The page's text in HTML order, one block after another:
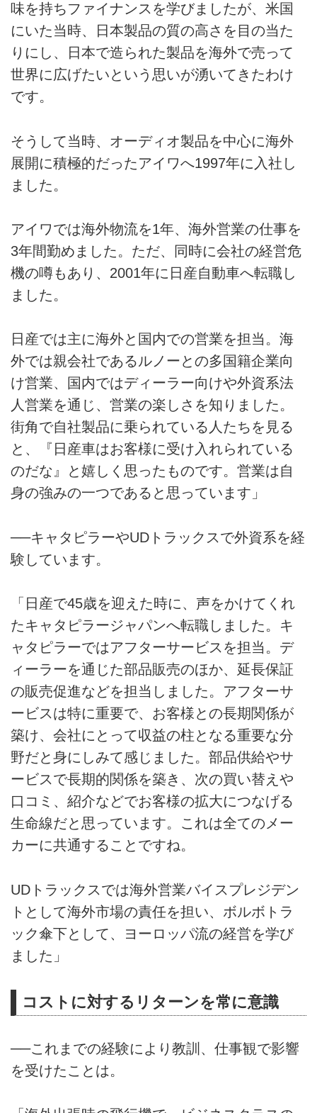
味を持ちファイナンスを学びましたが、米国
にいた当時、日本製品の質の高さを目の当た
りにし、日本で造られた製品を海外で売って
世界に広げたいという思いが湧いてきたわけ
です。
そうして当時、オーディオ製品を中心に海外
展開に積極的だったアイワへ1997年に入社し
ました。
アイワでは海外物流を1年、海外営業の仕事を
3年間勤めました。ただ、同時に会社の経営危
機の噂もあり、2001年に日産自動車へ転職し
ました。
日産では主に海外と国内での営業を担当。海
外では親会社であるルノーとの多国籍企業向
け営業、国内ではディーラー向けや外資系法
人営業を通じ、営業の楽しさを知りました。
街角で自社製品に乗られている人たちを見る
と、『日産車はお客様に受け入れられている
のだな』と嬉しく思ったものです。営業は自
身の強みの一つであると思っています」
──キャタピラーやUDトラックスで外資系を経
験しています。
「日産で45歳を迎えた時に、声をかけてくれ
たキャタピラージャパンへ転職しました。キ
ャタピラーではアフターサービスを担当。デ
ィーラーを通じた部品販売のほか、延長保証
の販売促進などを担当しました。アフターサ
ービスは特に重要で、お客様との長期関係が
築け、会社にとって収益の柱となる重要な分
野だと身にしみて感じました。部品供給やサ
ービスで長期的関係を築き、次の買い替えや
口コミ、紹介などでお客様の拡大につなげる
生命線だと思っています。これは全てのメー
カーに共通することですね。
UDトラックスでは海外営業バイスプレジデン
トとして海外市場の責任を担い、ボルボトラ
ック傘下として、ヨーロッパ流の経営を学び
ました」
コストに対するリターンを常に意識
──これまでの経験により教訓、仕事観で影響
を受けたことは。